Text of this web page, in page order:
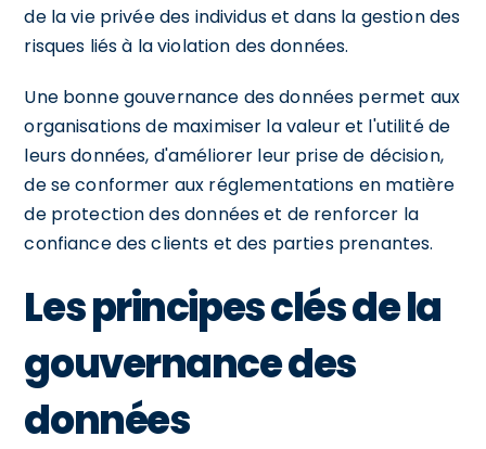
de la vie privée des individus et dans la gestion des
risques liés à la violation des données.
Une bonne gouvernance des données permet aux
organisations de maximiser la valeur et l'utilité de
leurs données, d'améliorer leur prise de décision,
de se conformer aux réglementations en matière
de protection des données et de renforcer la
confiance des clients et des parties prenantes.
Les principes clés de la
gouvernance des
données